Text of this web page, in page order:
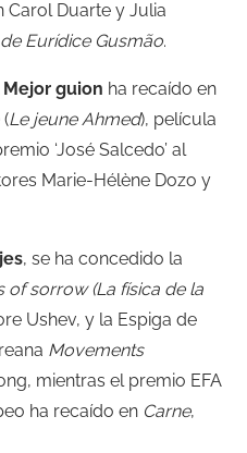
Carol Duarte y Julia
Eurídice Gusmão.
Mejor guion ha recaído en
Le jeune Ahmed), película
‘José Salcedo’ al
Marie-Hélène Dozo y
, se ha concedido la
of sorrow (La física de la
Ushev, y la Espiga de
Movements
mientras el premio EFA
ha recaído en Carne,